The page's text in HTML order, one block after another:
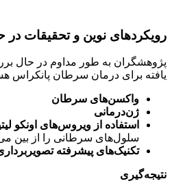
رویکردهای نوین و تحقیقات در
پژوهشگران به طور مداوم در حال
یافته برای درمان سرطان پانکراس
واکسن‌های سرطان
ژن‌درمانی
استفاده از ویروس‌های اونکو
سلول‌های سرطانی را از بین
تکنیک‌های پیشرفته
نتیجه‌گیری